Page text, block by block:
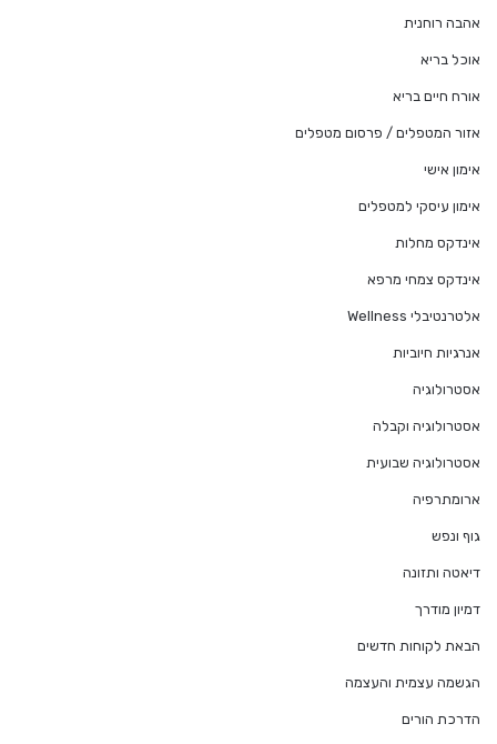
אהבה רוחנית
אוכל בריא
אורח חיים בריא
אזור המטפלים / פרסום מטפלים
אימון אישי
אימון עיסקי למטפלים
אינדקס מחלות
אינדקס צמחי מרפא
אלטרנטיבלי Wellness
אנרגיות חיוביות
אסטרולוגיה
אסטרולוגיה וקבלה
אסטרולוגיה שבועית
ארומתרפיה
גוף ונפש
דיאטה ותזונה
דמיון מודרך
הבאת לקוחות חדשים
הגשמה עצמית והעצמה
הדרכת הורים